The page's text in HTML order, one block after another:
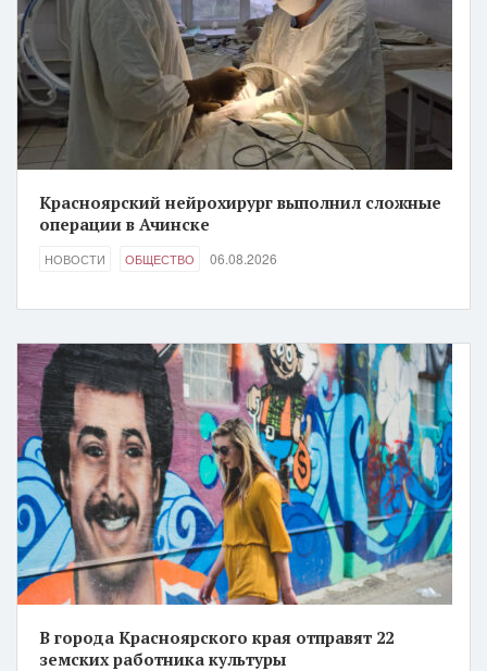
Красноярский нейрохирург выполнил сложные
операции в Ачинске
НОВОСТИ ОБЩЕСТВО 06.08.2026
В города Красноярского края отправят 22
земских работника культуры